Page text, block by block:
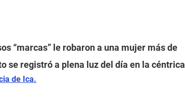
“marcas” le robaron a una mujer más de
se registró a plena luz del día en la céntrica
de Ica.